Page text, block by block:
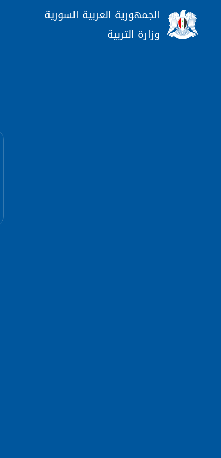
الجمهورية العربية السورية
وزارة التربية